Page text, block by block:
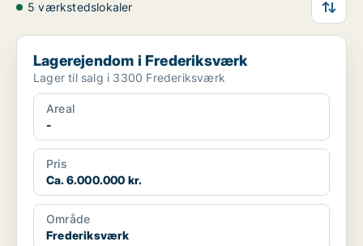
5 værkstedslokaler
Lagerejendom i Frederiksværk
Lagerejendom i Frederiksværk
Lager til salg i 3300 Frederiksværk
Areal
-
Pris
Ca. 6.000.000 kr.
Område
Frederiksværk